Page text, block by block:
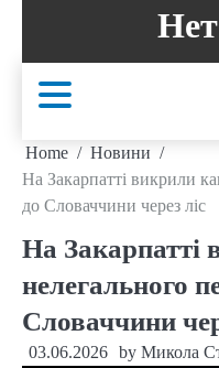
content
Home
Новини
На Закарпатті викрили
до Словаччини через ліс
На Закарпатті
нелегального
Словаччини
03.06.2026 by Микола